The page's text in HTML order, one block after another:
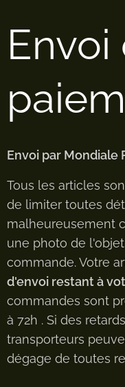
Envoi
Envoi par Mondiale
Tous les articles
de limiter toutes
malheureusement
une photo de
commande. Votre
d'envoi restant à
commandes sont
à 72h . Si des
transporteurs
dégage de toutes